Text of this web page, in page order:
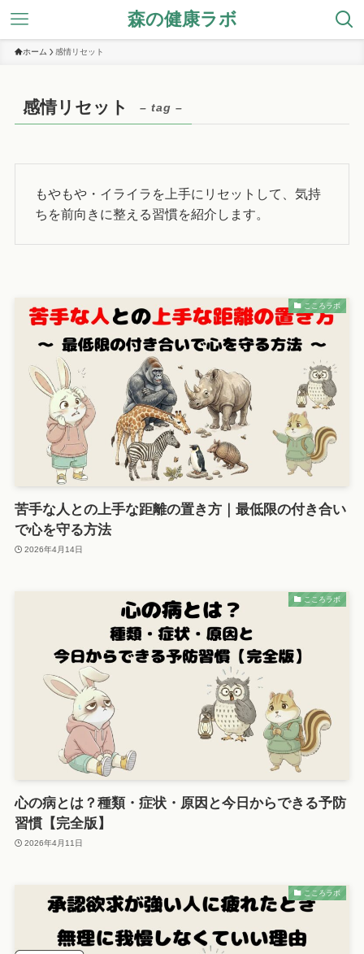
森の健康ラボ
ホーム 感情リセット
感情リセット – tag –
もやもや・イライラを上手にリセットして、気持
ちを前向きに整える習慣を紹介します。
こころラボ
苦手な人との上手な距離の置き方｜最低限の付き合い
で心を守る方法
2026年4月14日
こころラボ
心の病とは？種類・症状・原因と今日からできる予防
習慣【完全版】
2026年4月11日
こころラボ